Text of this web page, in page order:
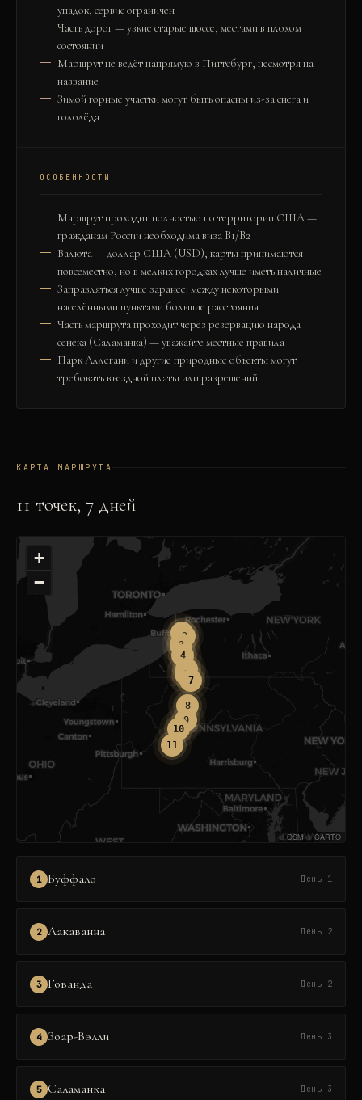
упадок, сервис ограничен
Часть дорог — узкие старые шоссе, местами в плохом
состоянии
Маршрут не ведёт напрямую в Питтсбург, несмотря на
название
Зимой горные участки могут быть опасны из-за снега и
гололёда
ОСОБЕННОСТИ
Маршрут проходит полностью по территории США —
гражданам России необходима виза B1/B2
Валюта — доллар США (USD), карты принимаются
повсеместно, но в мелких городках лучше иметь наличные
Заправляться лучше заранее: между некоторыми
населёнными пунктами большие расстояния
Часть маршрута проходит через резервацию народа
сенека (Саламанка) — уважайте местные правила
Парк Аллегани и другие природные объекты могут
требовать въездной платы или разрешений
КАРТА МАРШРУТА
11 точек, 7 дней
12
3
4
56
7
8
9
10
11
+
−
©OSM © CARTO
1 Буффало День 1
2 Лакаванна День 2
3 Гованда День 2
4 Зоар-Вэлли День 3
5 Саламанка День 3